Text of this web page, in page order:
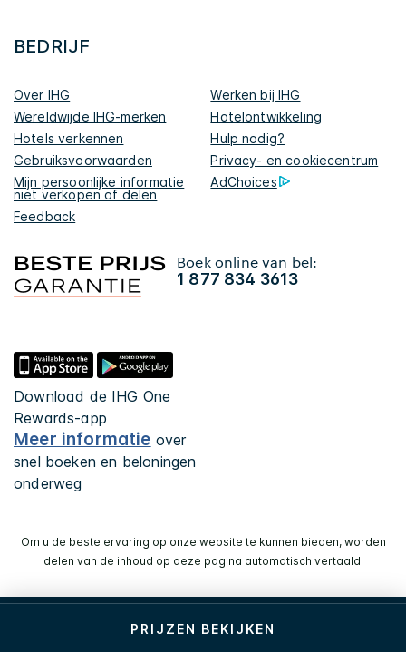
PRIJZEN BEKIJKEN
BEDRIJF
Over IHG
Werken bij IHG
Wereldwijde IHG-merken
Hotelontwikkeling
Hotels verkennen
Hulp nodig?
Gebruiksvoorwaarden
Privacy- en cookiecentrum
Mijn persoonlijke informatie
niet verkopen of delen
AdChoices
Feedback
Boek online van bel:
1 877 834 3613
Download de IHG One
Rewards-app
Meer informatie over
snel boeken en beloningen
onderweg
Om u de beste ervaring op onze website te kunnen bieden, worden
delen van de inhoud op deze pagina automatisch vertaald.